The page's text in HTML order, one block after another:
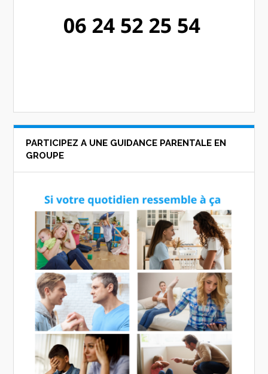
PARTICIPEZ A UNE GUIDANCE PARENTALE EN
GROUPE